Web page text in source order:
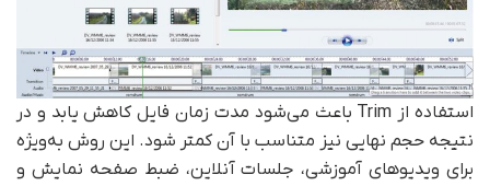
استفاده از Trim باعث می‌شود مدت زمان فایل کاهش یابد و در
نتیجه حجم نهایی نیز متناسب با آن کمتر شود. این روش به‌ویژه
برای ویدیوهای آموزشی، جلسات آنلاین، ضبط صفحه نمایش و